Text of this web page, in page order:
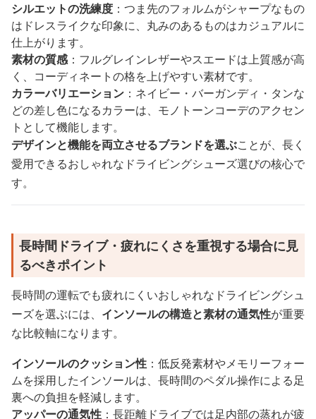
シルエットの洗練度 ：つま先のフォルムがシャープなもの
はドレスライクな印象に、丸みのあるものはカジュアルに
仕上がります。
素材の質感：フルグレインレザーやスエードは上質感が高
く、コーディネートの格を上げやすい素材です。
カラーバリエーション ：ネイビー・バーガンディ・タンな
どの差し色になるカラーは、モノトーンコーデのアクセン
トとして機能します。
デザインと機能を両立させるブランドを選ぶことが、長く
愛用できるおしゃれなドライビングシューズ選びの核心で
す。
長時間ドライブ・疲れにくさを重視する場合に見
るべきポイント
長時間の運転でも疲れにくいおしゃれなドライビングシュ
ーズを選ぶには、 インソールの構造と素材の通気性が重要
な比較軸になります。
インソールのクッション性 ：低反発素材やメモリーフォー
ムを採用したインソールは、長時間のペダル操作による足
裏への負担を軽減します。
アッパーの通気性 ：長距離ドライブでは足内部の蒸れが疲